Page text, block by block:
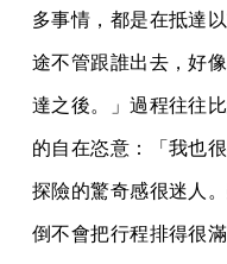
多事情，都是在抵達
途不管跟誰出去，好
達之後。」過程往往
的自在恣意：「我也
探險的驚奇感很迷人
倒不會把行程排得很